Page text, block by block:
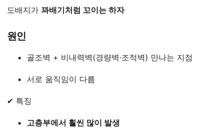
도배지가 꽈배기처럼 꼬이는 하자
원인
골조벽 + 비내력벽(경량벽·조적벽) 만나는 지점
서로 움직임이 다름
✔ 특징
고층부에서 훨씬 많이 발생